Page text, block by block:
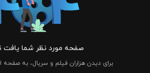
صفحه مورد نظر شما یافت
برای دیدن هزاران فیلم و سریال، به صفحه